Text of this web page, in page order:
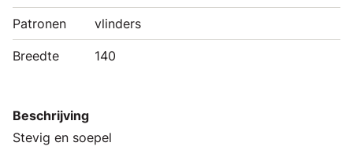
Patronen vlinders
Breedte 140
Beschrijving
Stevig en soepel